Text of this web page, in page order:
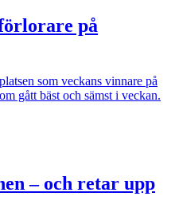
på
som veckans vinnare på
gått bäst och sämst i veckan.
– och retar upp